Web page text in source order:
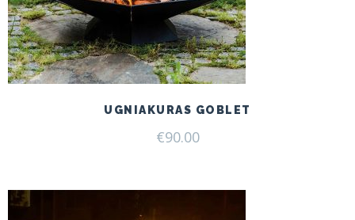
UGNIAKURAS GOBLET
€90.00